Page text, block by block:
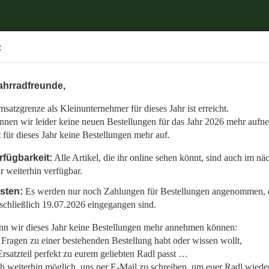
als Kleinunternehmer für dieses Jahr ist erreicht.
wir leider keine neuen Bestellungen für das Jahr 2026 mehr
dieses Jahr keine Bestellungen mehr auf.
Alle Artikel, die ihr online sehen könnt, sind auch im
weiterhin verfügbar.
Es werden nur noch Zahlungen für Bestellungen angenommen,
19.07.2026 eingegangen sind.
wir dieses Jahr keine Bestellungen mehr annehmen können:
zu einer bestehenden Bestellung habt oder wissen wollt,
perfekt zu eurem geliebten Radl passt …
weiterhin möglich, uns per E-Mail zu schreiben, um euer Radl
aufnehmen.
im nächsten Jahr weiterhin verfügbar.
die bis einschließlich 19.07.2026 eingegangen sind.
wieder fit zu bekommen.
auf den gemeinsamen Start in die neue Saison am 01.01.2027!